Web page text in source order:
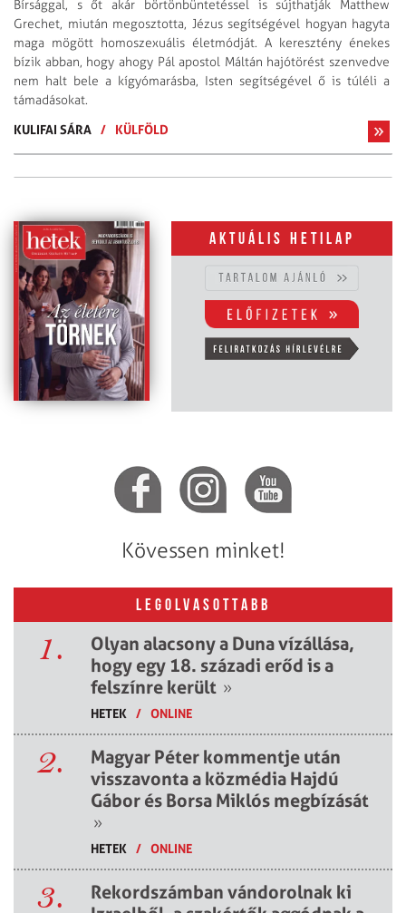
Bírsággal, s őt akár börtönbüntetéssel is sújthatják Matthew
Grechet, miután megosztotta, Jézus segítségével hogyan hagyta
maga mögött homoszexuális életmódját. A keresztény énekes
bízik abban, hogy ahogy Pál apostol Máltán hajótörést szenvedve
nem halt bele a kígyómarásba, Isten segítségével ő is túléli a
támadásokat.
KULIFAI SÁRA / KÜLFÖLD
Aktuális hetilap
Kövessen minket!
LEGOLVASOTTABB
1.
Olyan alacsony a Duna vízállása,
hogy egy 18. századi erőd is a
felszínre került »
HETEK / ONLINE
2.
Magyar Péter kommentje után
visszavonta a közmédia Hajdú
Gábor és Borsa Miklós megbízását
»
HETEK / ONLINE
3.
Rekordszámban vándorolnak ki